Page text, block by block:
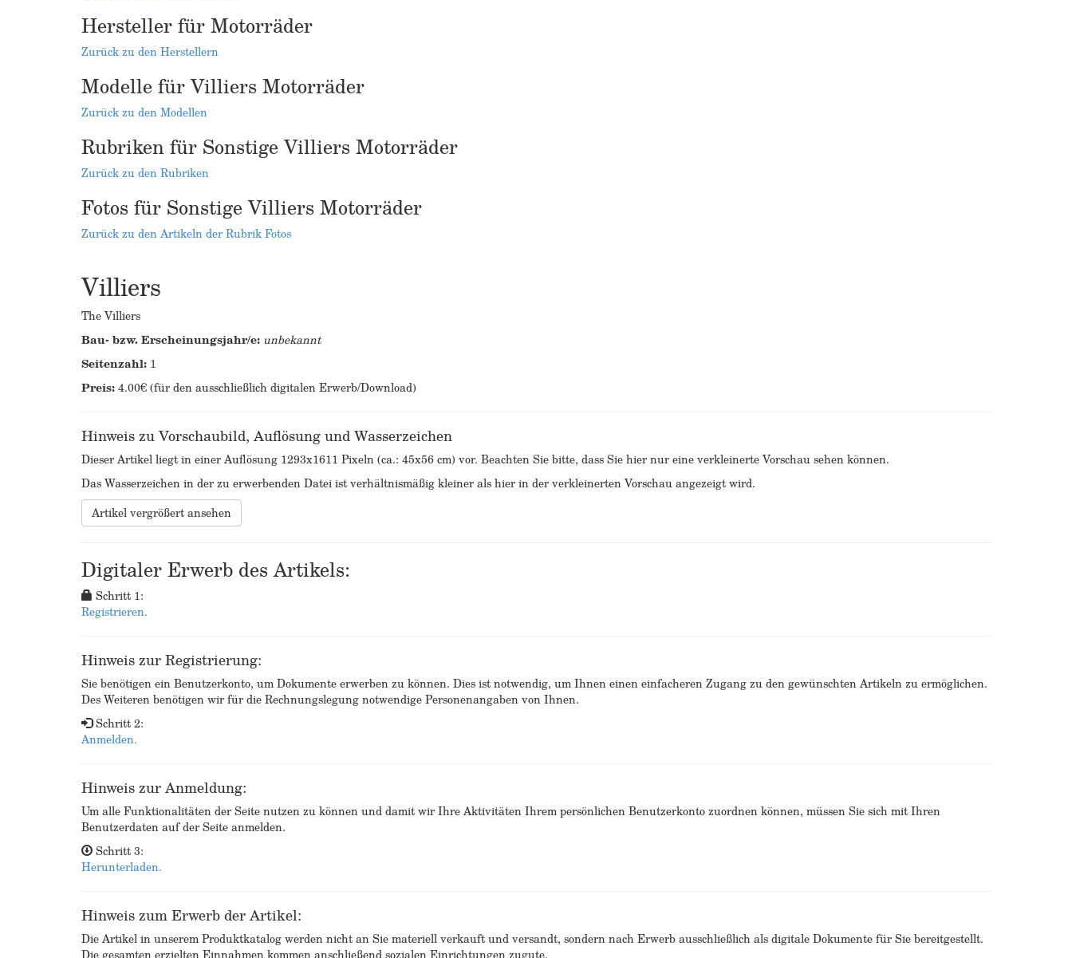
Hersteller für Motorräder
Zurück zu den Herstellern
Modelle für Villiers Motorräder
Zurück zu den Modellen
Rubriken für Sonstige Villiers Motorräder
Zurück zu den Rubriken
Fotos für Sonstige Villiers Motorräder
Zurück zu den Artikeln der Rubrik Fotos
Villiers
The Villiers
Bau- bzw. Erscheinungsjahr/e: unbekannt
Seitenzahl: 1
Preis:4.00€ (für den ausschließlich digitalen Erwerb/Download)
Hinweis zu Vorschaubild, Auflösung und Wasserzeichen
Dieser Artikel liegt in einer Auflösung 1293x1611 Pixeln (ca.: 45x56 cm) vor. Beachten Sie bitte, dass Sie hier nur eine verkleinerte Vorschau sehen können.
Das Wasserzeichen in der zu erwerbenden Datei ist verhältnismäßig kleiner als hier in der verkleinerten Vorschau angezeigt wird.
Artikel vergrößert ansehen
Digitaler Erwerb des Artikels:
Schritt 1:
Registrieren.
Hinweis zur Registrierung:
Sie benötigen ein Benutzerkonto, um Dokumente erwerben zu können. Dies ist notwendig, um Ihnen einen einfacheren Zugang zu den gewünschten Artikeln zu ermöglichen.
Des Weiteren benötigen wir für die Rechnungslegung notwendige Personenangaben von Ihnen.
Schritt 2:
Anmelden.
Hinweis zur Anmeldung:
Um alle Funktionalitäten der Seite nutzen zu können und damit wir Ihre Aktivitäten Ihrem persönlichen Benutzerkonto zuordnen können, müssen Sie sich mit Ihren
Benutzerdaten auf der Seite anmelden.
Schritt 3:
Herunterladen.
Hinweis zum Erwerb der Artikel:
Die Artikel in unserem Produktkatalog werden nicht an Sie materiell verkauft und versandt, sondern nach Erwerb ausschließlich als digitale Dokumente für Sie bereitgestellt.
Die gesamten erzielten Einnahmen kommen anschließend sozialen Einrichtungen zugute.